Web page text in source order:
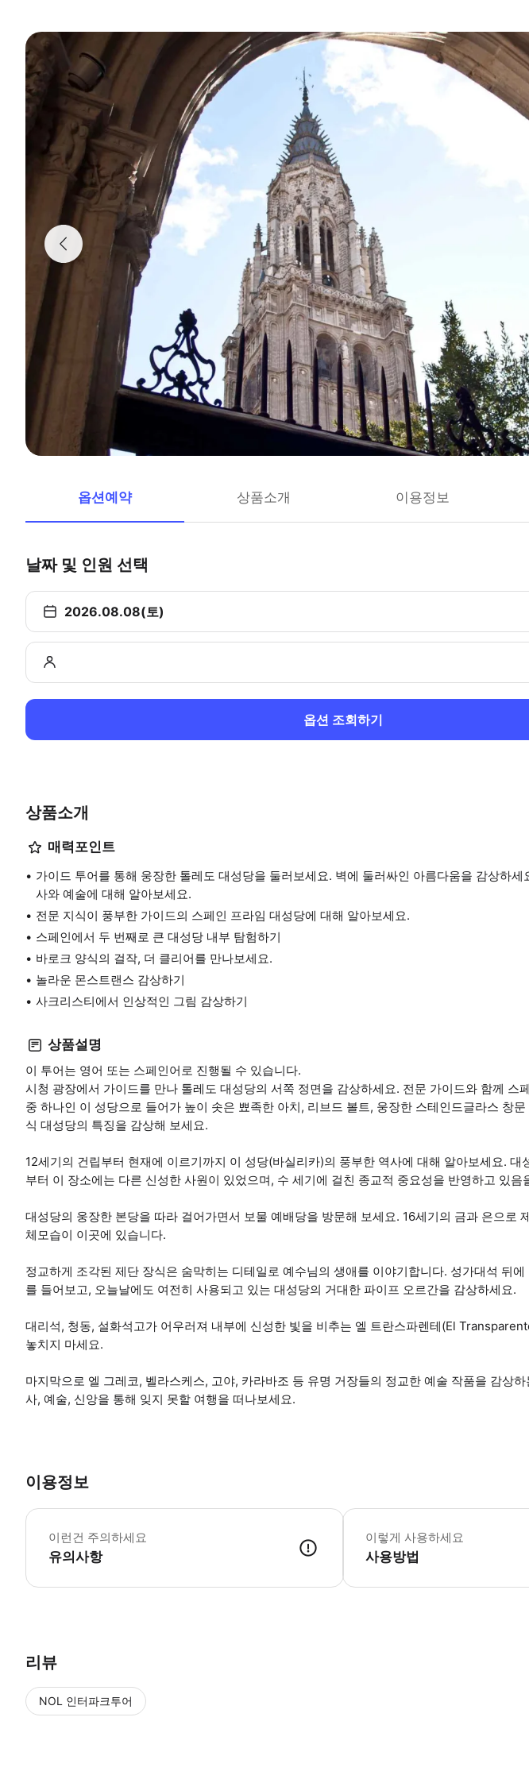
옵션예약 상품소개 이용정보
날짜 및 인원 선택
2026.08.08(토)
옵션 조회하기
상품소개
매력포인트
가이드 투어를 통해 웅장한 톨레도 대성당을 둘러보세요. 벽에 둘러싸인 아름다움을 감상하세
사와 예술에 대해 알아보세요.
전문 지식이 풍부한 가이드의 스페인 프라임 대성당에 대해 알아보세요.
스페인에서 두 번째로 큰 대성당 내부 탐험하기
바로크 양식의 걸작, 더 클리어를 만나보세요.
놀라운 몬스트랜스 감상하기
사크리스티에서 인상적인 그림 감상하기
상품설명
이 투어는 영어 또는 스페인어로 진행될 수 있습니다.
시청 광장에서 가이드를 만나 톨레도 대성당의 서쪽 정면을 감상하세요. 전문 가이드와 함께 스
중 하나인 이 성당으로 들어가 높이 솟은 뾰족한 아치, 리브드 볼트, 웅장한 스테인드글라스 창
식 대성당의 특징을 감상해 보세요.
12세기의 건립부터 현재에 이르기까지 이 성당(바실리카)의 풍부한 역사에 대해 알아보세요. 대
부터 이 장소에는 다른 신성한 사원이 있었으며, 수 세기에 걸친 종교적 중요성을 반영하고 있음
대성당의 웅장한 본당을 따라 걸어가면서 보물 예배당을 방문해 보세요. 16세기의 금과 은으로
체모습이 이곳에 있습니다.
정교하게 조각된 제단 장식은 숨막히는 디테일로 예수님의 생애를 이야기합니다. 성가대석 뒤
를 들어보고, 오늘날에도 여전히 사용되고 있는 대성당의 거대한 파이프 오르간을 감상하세요.
대리석, 청동, 설화석고가 어우러져 내부에 신성한 빛을 비추는 엘 트란스파렌테(El
놓치지 마세요.
마지막으로 엘 그레코, 벨라스케스, 고야, 카라바조 등 유명 거장들의 정교한 예술 작품을 감상
사, 예술, 신앙을 통해 잊지 못할 여행을 떠나보세요.
이용정보
이런건 주의하세요
유의사항
• 투어는 영어 또는 스페인어로 진행됩
이렇게 사용하세요
사용방법
리뷰
NOL 인터파크투어